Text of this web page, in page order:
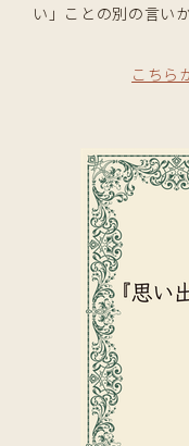
い」ことの別の言い
こちら